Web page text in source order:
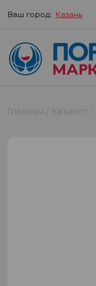
Ваш город:
Главная Каталог